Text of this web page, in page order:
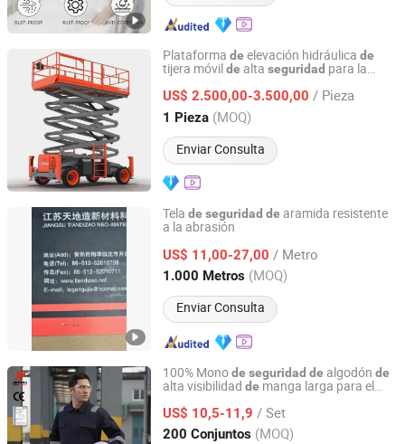
Plataforma de elevación hidráulica de
tijera móvilde alta seguridad para la
US$ 2.500,00-3.500,00 / Pieza
1 Pieza (MOQ)
Enviar Consulta
Qingdao Wujiu Foreign Trade Co., Ltd
Shandong, China Desde 2025
Tela de seguridad de aramida resistente
a la abrasión
US$ 11,00-27,00 / Metro
1.000 Metros (MOQ)
Enviar Consulta
Jiangsu Tiandizao New Material Tech Co., Ltd.
Jiangsu, China Desde 2025
100% Monode seguridad de algodón de
alta visibilidad de manga larga para el
US$ 10,5-11,9 / Set
200 Conjuntos (MOQ)
Gaomi Jinpeng Labor Protection Products Co., Ltd.
Shandong, China Desde 2025